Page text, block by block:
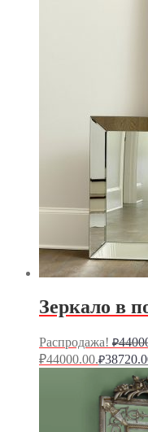
Зеркало в
Распродажа! ₽
₽44000.00.₽